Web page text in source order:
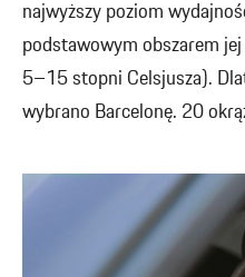
najwyższy poziom
podstawowym obszarem
5–15 stopni Celsjusza).
wybrano Barcelonę. 20